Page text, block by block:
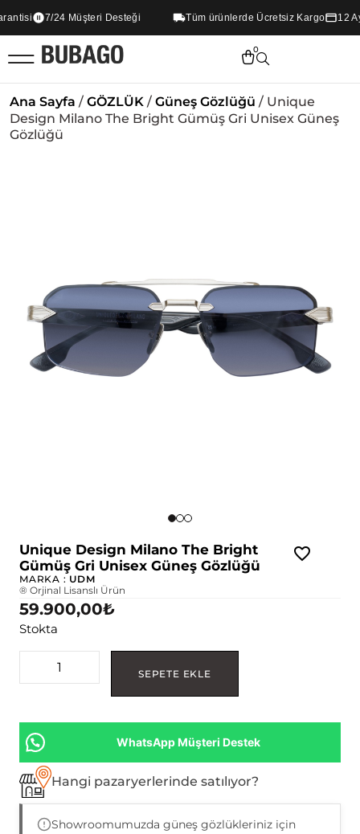
7/24 Müşteri Desteği Tüm ürünlerde Ücretsiz Kargo 12 Aya
0
Ana Sayfa / GÖZLÜK / Güneş Gözlüğü / Unique
Design Milano The Bright Gümüş Gri Unisex Güneş
Gözlüğü
Unique Design Milano The Bright
Gümüş Gri Unisex Güneş Gözlüğü
MARKA : UDM
® Orjinal Lisanslı Ürün
59.900,00₺
Stokta
SEPETE EKLE
WhatsApp Müşteri Destek
Hangi pazaryerlerinde satılıyor?
Showroomumuzda güneş gözlükleriniz için